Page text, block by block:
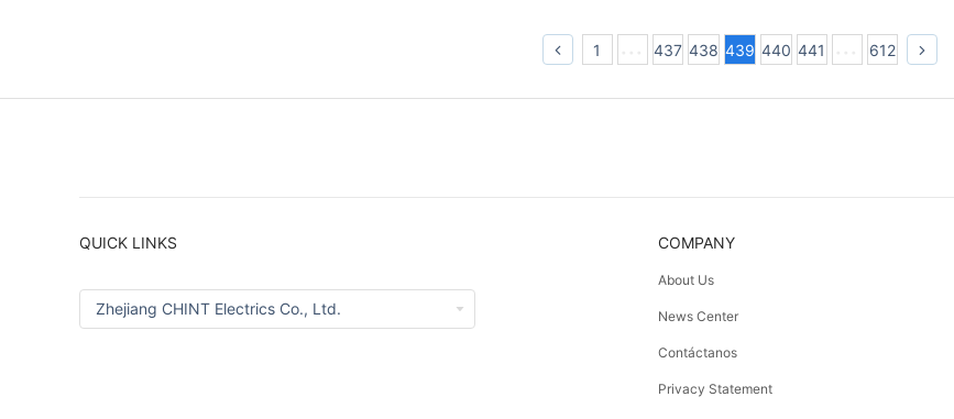
1 437 438 439 440 441 612
QUICK LINKS
Zhejiang CHINT Electrics Co., Ltd.
COMPANY
About Us
News Center
Contáctanos
Privacy Statement